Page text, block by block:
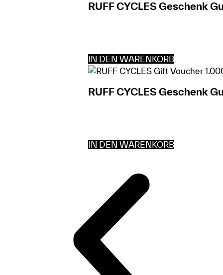
RUFF CYCLES Geschenk
IN DEN WARENKORB
RUFF CYCLES Geschenk
IN DEN WARENKORB